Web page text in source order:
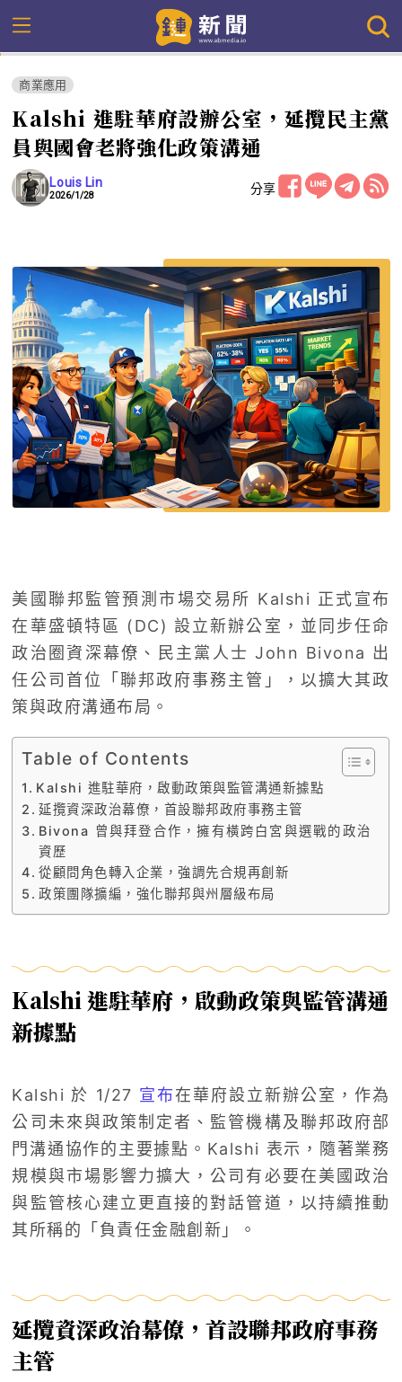
商業應用
Kalshi 進駐華府設辦公室，延攬民主黨
員與國會老將強化政策溝通
Louis Lin
2026/1/28 分享
美國聯邦監管預測市場交易所 Kalshi 正式宣布
在華盛頓特區 (DC) 設立新辦公室，並同步任命
政治圈資深幕僚、民主黨人士John Bivona 出
任公司首位「聯邦政府事務主管」，以擴大其政
策與政府溝通布局。
Table of Contents
Kalshi 進駐華府，啟動政策與監管溝通新據點
延攬資深政治幕僚，首設聯邦政府事務主管
Bivona 曾與拜登合作，擁有橫跨白宮與選戰的政治
資歷
從顧問角色轉入企業，強調先合規再創新
政策團隊擴編，強化聯邦與州層級布局
Kalshi 進駐華府，啟動政策與監管溝通
新據點
Kalshi 於 1/27 宣布在華府設立新辦公室，作為
公司未來與政策制定者、監管機構及聯邦政府部
門溝通協作的主要據點。Kalshi 表示，隨著業務
規模與市場影響力擴大，公司有必要在美國政治
與監管核心建立更直接的對話管道，以持續推動
其所稱的「負責任金融創新」。
延攬資深政治幕僚，首設聯邦政府事務
主管